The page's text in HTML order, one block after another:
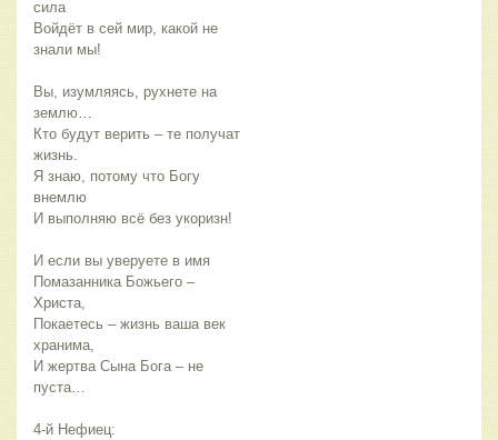
сила
Войдёт в сей мир, какой не
знали мы!
Вы, изумляясь, рухнете на
землю…
Кто будут верить – те получат
жизнь.
Я знаю, потому что Богу
внемлю
И выполняю всё без укоризн!
И если вы уверуете в имя
Помазанника Божьего –
Христа,
Покаетесь – жизнь ваша век
хранима,
И жертва Сына Бога – не
пуста…
4-й Нефиец: